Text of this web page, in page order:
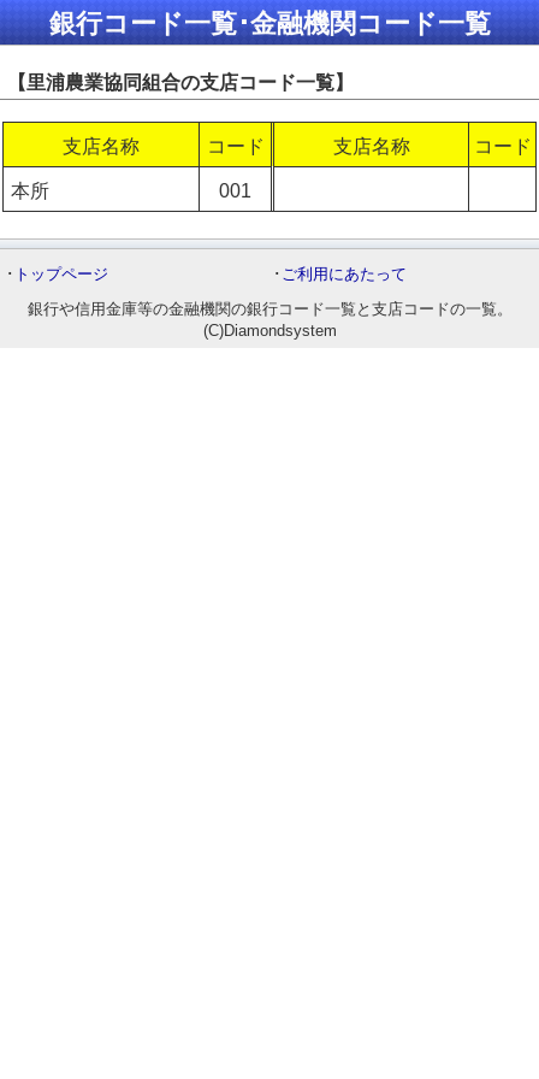
銀行コード一覧･金融機関コード一覧
【里浦農業協同組合の支店コード一覧】
支店名称 コード 支店名称 コード
本所 001
･ トップページ ･ ご利用にあたって
銀行や信用金庫等の金融機関の銀行コード一覧と支店コードの一覧。
(C)Diamondsystem